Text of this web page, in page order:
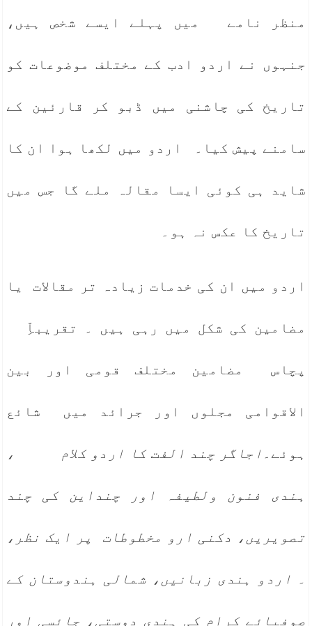
منظر نامے میں پہلے ایسے شخص ہیں،
جنہوں نے اردو ادب کے مختلف موضوعات کو
تاریخ کی چاشنی میں ڈبو کر قارئین کے
سامنے پیش کیا۔ اردو میں لکھا ہوا ان کا
شاید ہی کوئی ایسا مقالہ ملے گا جس میں
تاریخ کا عکس نہ ہو۔
اردو میں ان کی خدمات زیادہ تر مقالات یا
مضامین کی شکل میں رہی ہیں ۔ تقریباِّ
پچاس مضامین مختلف قومی اور بین
الاقوامی مجلوں اور جرائد میں شائع
ہوئے۔ اجاگر چند الفت کا اردو کلام ،
ہندی فنون ولطیفہ اور چنداین کی چند
تصویریں، دکنی ارو مخطوطات پر ایک نظر،
۔ اردو ہندی زبانیں، شمالی ہندوستان کے
صوفیائے کرام کی ہندی دوستی، جائسی اور